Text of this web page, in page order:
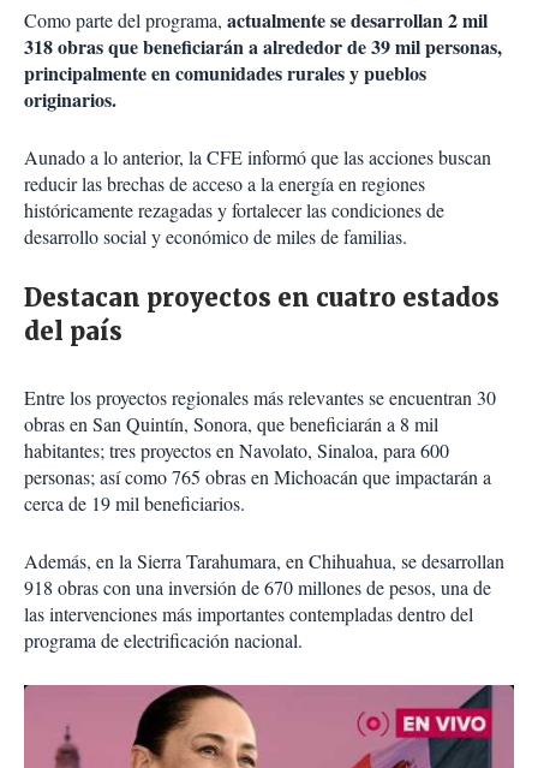
Como parte del programa, actualmente se desarrollan 2 mil
318 obras que beneficiarán a alrededor de 39 mil personas,
principalmente en comunidades rurales y pueblos
originarios.
Aunado a lo anterior, la CFE informó que las acciones buscan
reducir las brechas de acceso a la energía en regiones
históricamente rezagadas y fortalecer las condiciones de
desarrollo social y económico de miles de familias.
Destacan proyectos en cuatro estados
del país
Entre los proyectos regionales más relevantes se encuentran 30
obras en San Quintín, Sonora, que beneficiarán a 8 mil
habitantes; tres proyectos en Navolato, Sinaloa, para 600
personas; así como 765 obras en Michoacán que impactarán a
cerca de 19 mil beneficiarios.
Además, en la Sierra Tarahumara, en Chihuahua, se desarrollan
918 obras con una inversión de 670 millones de pesos, una de
las intervenciones más importantes contempladas dentro del
programa de electrificación nacional.